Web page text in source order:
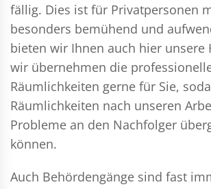
fällig. Dies ist für Privatpersonen
besonders bemühend und
bieten wir Ihnen auch hier unsere
wir übernehmen die
Räumlichkeiten gerne für Sie,
Räumlichkeiten nach unseren
Probleme an den Nachfolger
können.
Auch Behördengänge sind fast